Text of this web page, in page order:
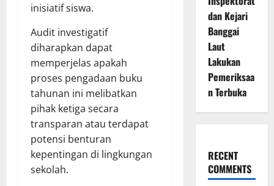
inisiatif siswa.
Audit investigatif
diharapkan dapat
memperjelas apakah
proses pengadaan buku
tahunan ini melibatkan
pihak ketiga secara
transparan atau terdapat
potensi benturan
kepentingan di lingkungan
sekolah.
dan Kejari
Banggai
Laut
Lakukan
Pemeriksaa
n Terbuka
RECENT
COMMENTS